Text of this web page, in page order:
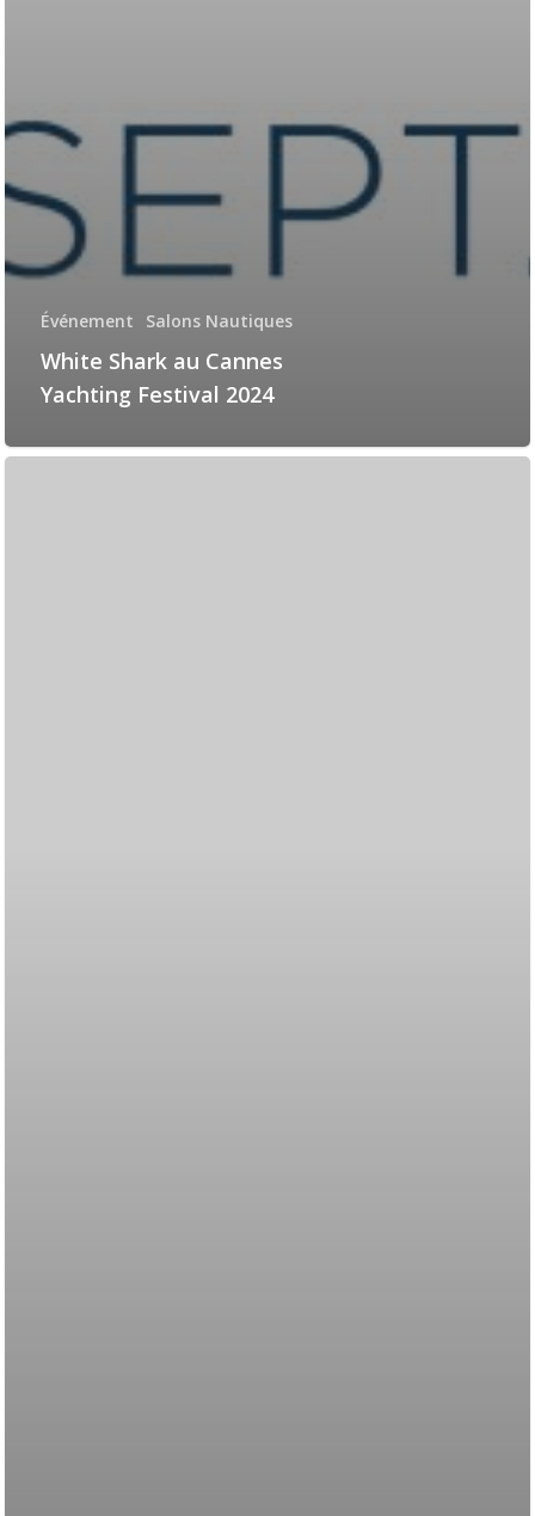
Événement Salons Nautiques
White Shark au Cannes
Yachting Festival 2024